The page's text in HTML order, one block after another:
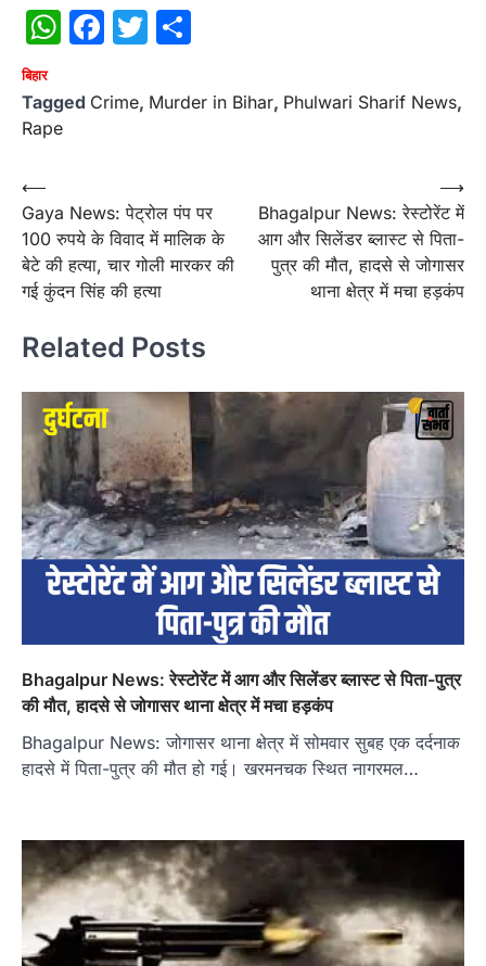
WhatsApp
Facebook
Twitter
बिहार
Tagged Crime, Murder in Bihar, Phulwari Sharif News,
Rape
Post
navigation
⟵
Gaya News: पेट्रोल पंप पर
100 रुपये के विवाद में मालिक के
बेटे की हत्या, चार गोली मारकर की
गई कुंदन सिंह की हत्या
Bhagalpur News: रेस्टोरेंट में
आग और सिलेंडर ब्लास्ट से पिता-
पुत्र की मौत, हादसे से जोगासर
थाना क्षेत्र में मचा हड़कंप
⟶
Related Posts
Bhagalpur News: रेस्टोरेंट में आग और सिलेंडर ब्लास्ट से पिता-पुत्र
की मौत, हादसे से जोगासर थाना क्षेत्र में मचा हड़कंप
Bhagalpur News: जोगासर थाना क्षेत्र में सोमवार सुबह एक दर्दनाक
हादसे में पिता-पुत्र की मौत हो गई। खरमनचक स्थित नागरमल…